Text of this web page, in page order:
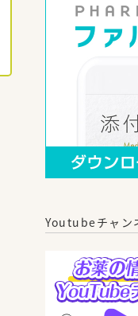
Youtubeチャン